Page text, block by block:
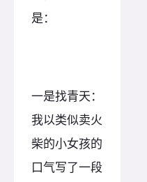
是：
一是找青天：
我以类似卖火
柴的小女孩的
口气写了一段